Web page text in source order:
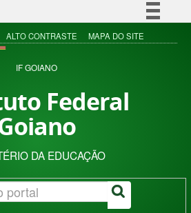
Simplifique!
Acesso à informação
ALTO CONTRASTE MAPA DO SITE
IF GOIANO
Federal
DA EDUCAÇÃO